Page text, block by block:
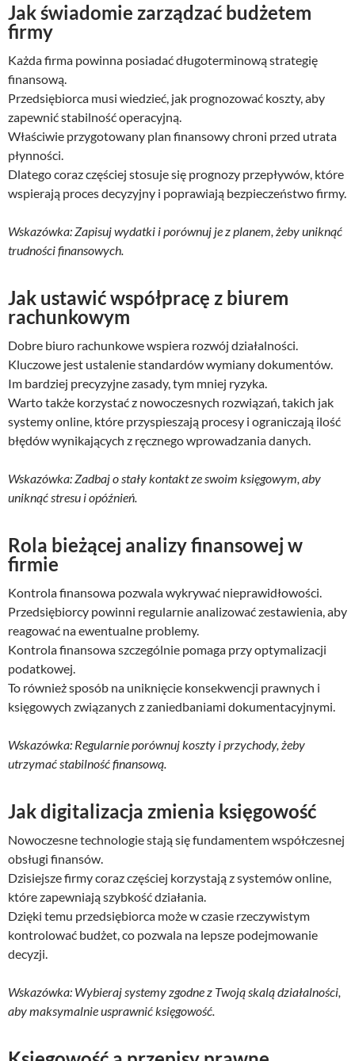
Jak świadomie zarządzać budżetem
firmy
Każda firma powinna posiadać długoterminową strategię
finansową.
Przedsiębiorca musi wiedzieć, jak prognozować koszty, aby
zapewnić stabilność operacyjną.
Właściwie przygotowany plan finansowy chroni przed utrata
płynności.
Dlatego coraz częściej stosuje się prognozy przepływów, które
wspierają proces decyzyjny i poprawiają bezpieczeństwo firmy.
Wskazówka: Zapisuj wydatki i porównuj je z planem, żeby uniknąć
trudności finansowych.
Jak ustawić współpracę z biurem
rachunkowym
Dobre biuro rachunkowe wspiera rozwój działalności.
Kluczowe jest ustalenie standardów wymiany dokumentów.
Im bardziej precyzyjne zasady, tym mniej ryzyka.
Warto także korzystać z nowoczesnych rozwiązań, takich jak
systemy online, które przyspieszają procesy i ograniczają ilość
błędów wynikających z ręcznego wprowadzania danych.
Wskazówka: Zadbaj o stały kontakt ze swoim księgowym, aby
uniknąć stresu i opóźnień.
Rola bieżącej analizy finansowej w
firmie
Kontrola finansowa pozwala wykrywać nieprawidłowości.
Przedsiębiorcy powinni regularnie analizować zestawienia, aby
reagować na ewentualne problemy.
Kontrola finansowa szczególnie pomaga przy optymalizacji
podatkowej.
To również sposób na uniknięcie konsekwencji prawnych i
księgowych związanych z zaniedbaniami dokumentacyjnymi.
Wskazówka: Regularnie porównuj koszty i przychody, żeby
utrzymać stabilność finansową.
Jak digitalizacja zmienia księgowość
Nowoczesne technologie stają się fundamentem współczesnej
obsługi finansów.
Dzisiejsze firmy coraz częściej korzystają z systemów online,
które zapewniają szybkość działania.
Dzięki temu przedsiębiorca może w czasie rzeczywistym
kontrolować budżet, co pozwala na lepsze podejmowanie
decyzji.
Wskazówka: Wybieraj systemy zgodne z Twoją skalą działalności,
aby maksymalnie usprawnić księgowość.